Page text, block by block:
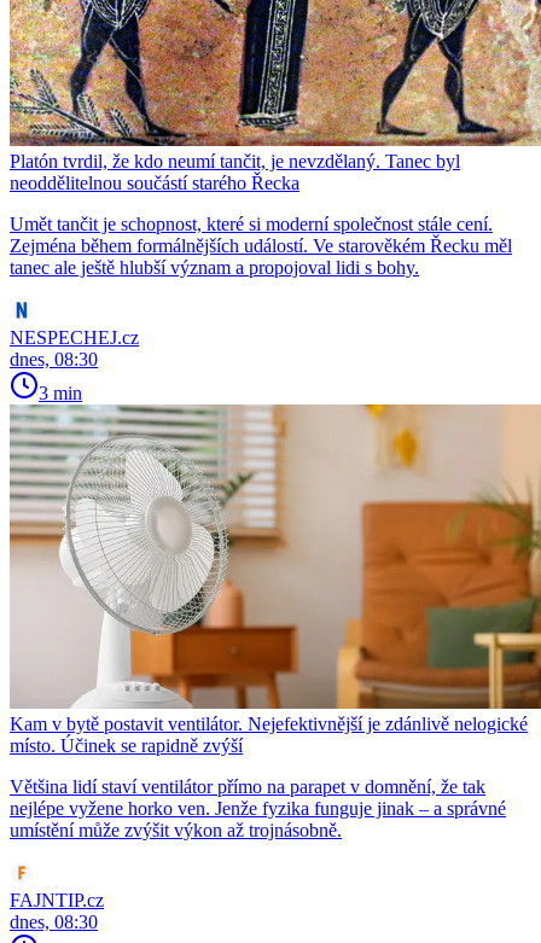
Platón tvrdil, že kdo neumí tančit, je nevzdělaný. Tanec byl
neoddělitelnou součástí starého Řecka
Umět tančit je schopnost, které si moderní společnost stále cení.
Zejména během formálnějších událostí. Ve starověkém Řecku měl
tanec ale ještě hlubší význam a propojoval lidi s bohy.
NESPECHEJ.cz
dnes, 08:30
3 min
Kam v bytě postavit ventilátor. Nejefektivnější je zdánlivě nelogické
místo. Účinek se rapidně zvýší
Většina lidí staví ventilátor přímo na parapet v domnění, že tak
nejlépe vyžene horko ven. Jenže fyzika funguje jinak – a správné
umístění může zvýšit výkon až trojnásobně.
FAJNTIP.cz
dnes, 08:30